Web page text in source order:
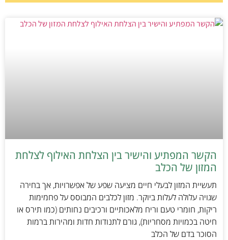
הקשר המפתיע והישיר בין הצלחת האילוף לצלחת
המזון של הכלב
תעשיית המזון לבעלי חיים מציעה שפע של אפשרויות, אך בחירה
שגויה עלולה לעלות ביוקר. מזון לכלבים המבוסס על פחמימות
ריקות, חומרי טעם וריח מלאכותיים ורכיבים נחותים (כמו תירס או
חיטה בכמויות מסחריות), גורם לתנודות חדות ומהירות ברמות
הסוכר בדם של הכלב